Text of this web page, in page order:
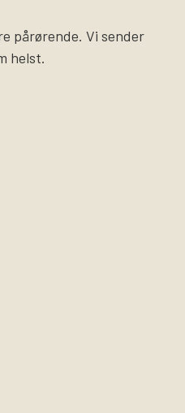
pårørende. Vi sender
helst.